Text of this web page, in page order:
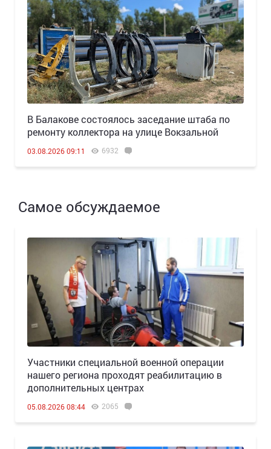
В Балакове состоялось заседание штаба по
ремонту коллектора на улице Вокзальной
03.08.2026 09:11 6932
Самое обсуждаемое
Участники специальной военной операции
нашего региона проходят реабилитацию в
дополнительных центрах
05.08.2026 08:44 2065